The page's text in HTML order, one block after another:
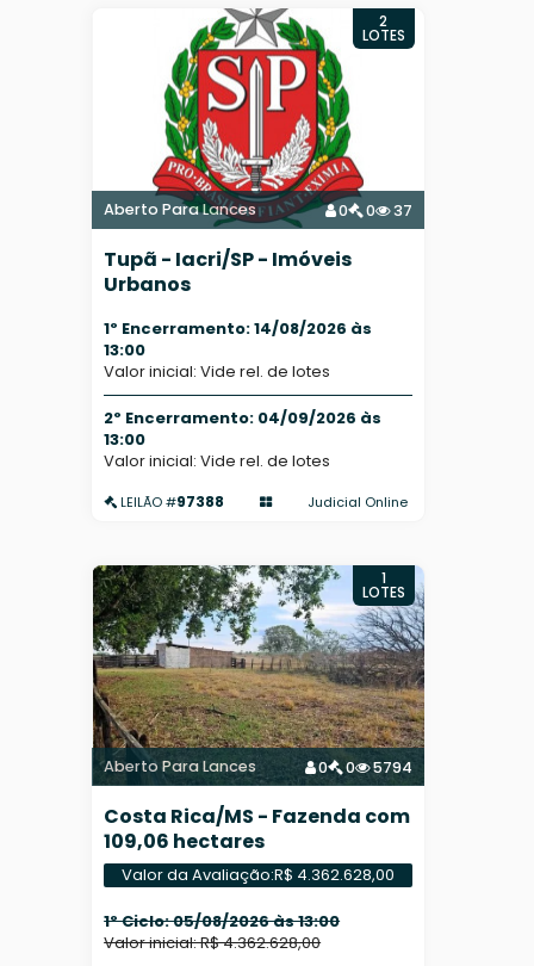
Aberto Para Lances 0 0 37
2
LOTES
Tupã - Iacri/SP - Imóveis
Urbanos
1º Encerramento: 14/08/2026 às
13:00
Valor inicial: Vide rel. de lotes
2º Encerramento: 04/09/2026 às
13:00
Valor inicial: Vide rel. de lotes
LEILÃO #97388 Judicial Online
Aberto Para Lances 0 0 5794
1
LOTES
Costa Rica/MS - Fazenda com
109,06 hectares
Valor da Avaliação:R$ 4.362.628,00
1º Ciclo: 05/08/2026 às 13:00
Valor inicial: R$ 4.362.628,00